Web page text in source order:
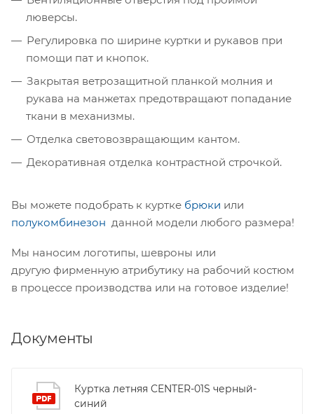
люверсы.
Регулировка по ширине куртки и рукавов при
помощи пат и кнопок.
Закрытая ветрозащитной планкой молния и
рукава на манжетах предотвращают попадание
ткани в механизмы.
Отделка световозвращающим кантом.
Декоративная отделка контрастной строчкой.
Вы можете подобрать к куртке брюки или
полукомбинезон данной модели любого размера!
Мы наносим логотипы, шевроны или
другую фирменную атрибутику на рабочий костюм
в процессе производства или на готовое изделие!
Документы
Куртка летняя CENTER-01S черный-
синий